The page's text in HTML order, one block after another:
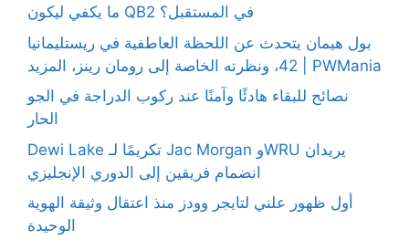
ما يكفي ليكون QB2 في المستقبل؟
بول هيمان يتحدث عن اللحظة العاطفية في ريستليمانيا
42، ونظرته الخاصة إلى رومان رينز، المزيد | PWMania
نصائح للبقاء هادئًا وآمنًا عند ركوب الدراجة في الجو
الحار
Dewi Lake تكريمًا لـ Jac Morgan وWRU يريدان
انضمام فريقين إلى الدوري الإنجليزي
أول ظهور علني لتايجر وودز منذ اعتقال وثيقة الهوية
الوحيدة